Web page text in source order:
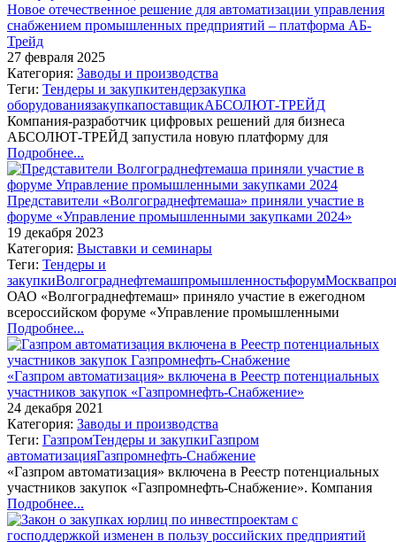
Новое отечественное решение для автоматизации управления
снабжением промышленных предприятий – платформа АБ-
Трейд
27 февраля 2025
Категория: Заводы и производства
Теги: Тендеры и закупкитендерзакупка
оборудованиязакупкапоставщикАБСОЛЮТ-ТРЕЙД
Компания-разработчик цифровых решений для бизнеса
АБСОЛЮТ-ТРЕЙД запустила новую платформу для
Подробнее...
Представители «Волгограднефтемаша» приняли участие в
форуме «Управление промышленными закупками 2024»
19 декабря 2023
Категория: Выставки и семинары
Теги: Тендеры и
закупкиВолгограднефтемашпромышленностьфорумМосква
ОАО «Волгограднефтемаш» приняло участие в ежегодном
всероссийском форуме «Управление промышленными
Подробнее...
«Газпром автоматизация» включена в Реестр потенциальных
участников закупок «Газпромнефть-Снабжение»
24 декабря 2021
Категория: Заводы и производства
Теги: ГазпромТендеры и закупкиГазпром
автоматизацияГазпромнефть-Снабжение
«Газпром автоматизация» включена в Реестр потенциальных
участников закупок «Газпромнефть-Снабжение». Компания
Подробнее...